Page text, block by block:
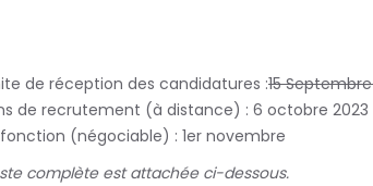
de réception des candidatures :15 Septembre
de recrutement (à distance) : 6 octobre 2023
fonction (négociable) : 1er novembre
complète est attachée ci-dessous.